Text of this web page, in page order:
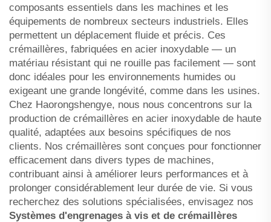
composants essentiels dans les machines et les
équipements de nombreux secteurs industriels. Elles
permettent un déplacement fluide et précis. Ces
crémaillères, fabriquées en acier inoxydable — un
matériau résistant qui ne rouille pas facilement — sont
donc idéales pour les environnements humides ou
exigeant une grande longévité, comme dans les usines.
Chez Haorongshengye, nous nous concentrons sur la
production de crémaillères en acier inoxydable de haute
qualité, adaptées aux besoins spécifiques de nos
clients. Nos crémaillères sont conçues pour fonctionner
efficacement dans divers types de machines,
contribuant ainsi à améliorer leurs performances et à
prolonger considérablement leur durée de vie. Si vous
recherchez des solutions spécialisées, envisagez nos
Systèmes d'engrenages à vis et de crémaillères